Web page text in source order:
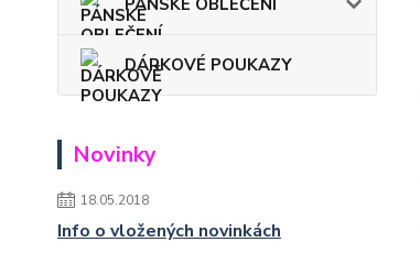
DÁRKOVÉ POUKAZY
Novinky
18.05.2018
Info o vložených novinkách